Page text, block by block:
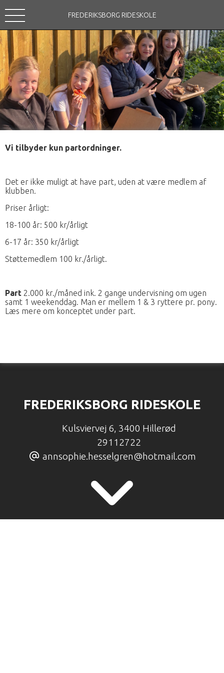
FREDERIKSBORG RIDESKOLE
Vi tilbyder kun partordninger.
Det er ikke muligt at have part, uden at være medlem af
klubben.
Priser årligt:
18-100 år: 500 kr/årligt
6-17 år: 350 kr/årligt
Støttemedlem 100 kr./årligt.
Part 2.000 kr./måned ink. 2 gange undervisning om ugen
samt 1 weekenddag. Man er mellem 1 & 3 ryttere pr. pony.
Læs mere om konceptet under part.
FREDERIKSBORG RIDESKOLE
Kulsviervej 6, 3400 Hillerød
29112722
annsophie.hesselgren@hotmail.com